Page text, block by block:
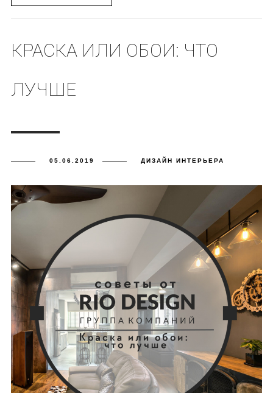
КРАСКА ИЛИ ОБОИ: ЧТО
ЛУЧШЕ
05.06.2019 ДИЗАЙН ИНТЕРЬЕРА